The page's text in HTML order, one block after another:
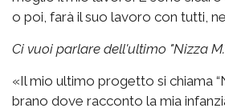
o poi, farà il suo lavoro con tutti,
Ci vuoi parlare dell'ultimo "Nizza
«Il mio ultimo progetto si chiama
brano dove racconto la mia